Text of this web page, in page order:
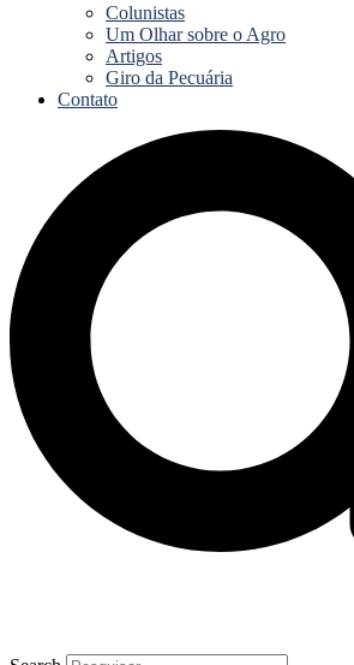
Colunistas
Um Olhar sobre o Agro
Artigos
Giro da Pecuária
Contato